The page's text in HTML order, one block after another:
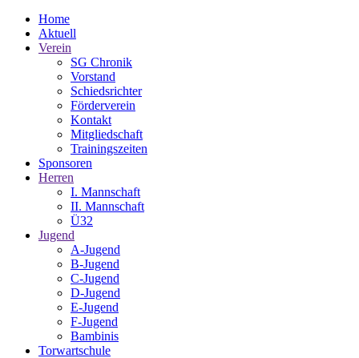
Home
Aktuell
Verein
SG Chronik
Vorstand
Schiedsrichter
Förderverein
Kontakt
Mitgliedschaft
Trainingszeiten
Sponsoren
Herren
I. Mannschaft
II. Mannschaft
Ü32
Jugend
A-Jugend
B-Jugend
C-Jugend
D-Jugend
E-Jugend
F-Jugend
Bambinis
Torwartschule